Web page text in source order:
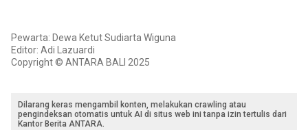
Pewarta: Dewa Ketut Sudiarta Wiguna
Editor: Adi Lazuardi
Copyright © ANTARA BALI 2025
Dilarang keras mengambil konten, melakukan crawling atau
pengindeksan otomatis untuk AI di situs web ini tanpa izin tertulis dari
Kantor Berita ANTARA.